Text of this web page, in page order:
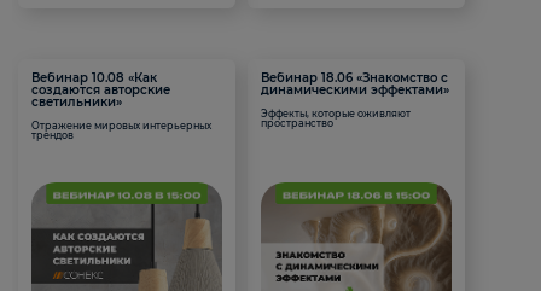
Вебинар 10.08 «Как
создаются авторские
светильники»
Отражение мировых интерьерных
трендов
Вебинар 18.06 «Знакомство с
динамическими эффектами»
Эффекты, которые оживляют
пространство